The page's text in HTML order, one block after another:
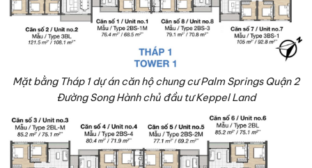
Mặt bằng Tháp 1 dự án căn hộ chung cư Palm Springs Quận 2
Đường Song Hành chủ đầu tư Keppel Land